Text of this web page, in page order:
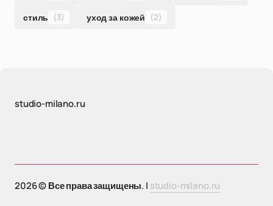
стиль (3) уход за кожей (2)
studio-milano.ru
2026 © Все права защищены. | studio-milano.ru